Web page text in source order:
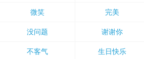
微笑 完美
没问题 谢谢你
不客气 生日快乐